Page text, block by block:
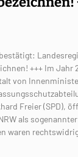
+++ Im Jahr
von
Freier (SPD),
als
waren